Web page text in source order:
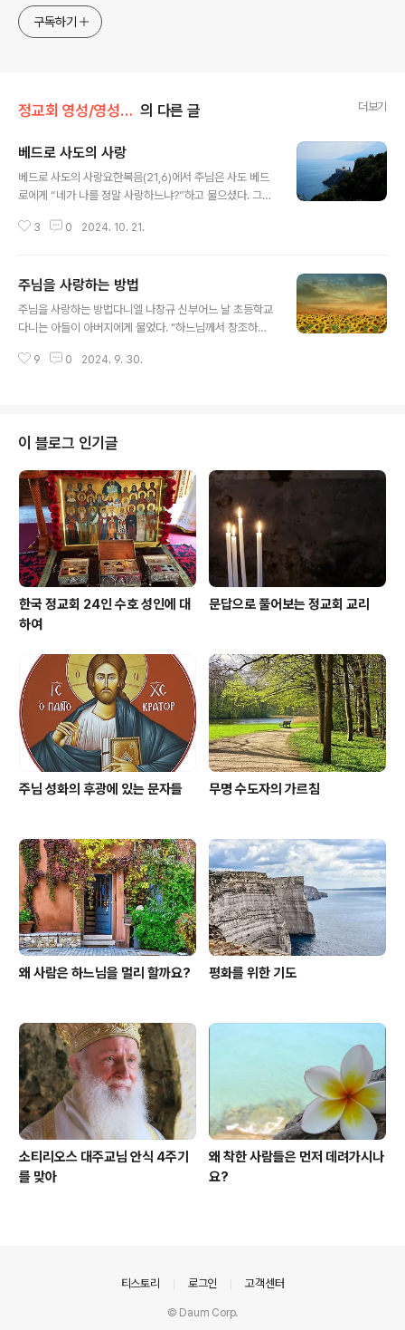
구독하기
정교회 영성/영성의 샘터 의 다른 글 더보기
베드로 사도의 사랑
베드로 사도의 사랑요한복음(21,6)에서 주님은 사도 베드
로에게 “네가 나를 정말 사랑하느냐?”하고 물으셨다. 그때
니다.”하고 대답했다. 베드로가 이렇게 대답하자 주님께서
있는 사람들을 관심을 가지고 보살펴 주라는 뜻이다. 그리
스도를 사랑한다는 것은 그리스도께서 뜻하시는 것, 또 그
분께서 좋아하시는 것을 따라 하는 것을 의미한다. 그러므
스도에 대한 사랑의 표현이 되는 것이다.이것이 그리스도
3 0 2024. 10. 21.
주님을 사랑하는 방법
주님을 사랑하는 방법다니엘 나창규 신부어느 날 초등학교
다니는 아들이 아버지에게 물었다. "하느님께서 창조하신
대답했다. “하느님께서는 분명히 온 세상 사람들에게 서로
셨다. 성탄절과 새해를 맞이하고 있는 기쁜 기간이지만 전
세계적으로 몰아닥친 경제 공황으로 말미암아 많은 사람들
이 물질적인 손실로 인해 엄청난 고통을 받고 있어 그 어느
때보다도 그리스도인의 사명이 절실히 요구되고 있는 요즈
음 마음속에 담아 두어야 할 이야기가 있다. 동방박사가 베
들레헴으로 아기 예수를 경배하기 위해 ..
9 0 2024. 9. 30.
이 블로그 인기글
한국 정교회 24인 수호 성인에 대
하여
문답으로 풀어보는 정교회 교리
주님 성화의 후광에 있는 문자들 무명 수도자의 가르침
왜 사람은 하느님을 멀리 할까요? 평화를 위한 기도
소티리오스 대주교님 안식 4주기
를 맞아
왜 착한 사람들은 먼저 데려가시나
요?
티스토리 로그인 고객센터
© Daum Corp.